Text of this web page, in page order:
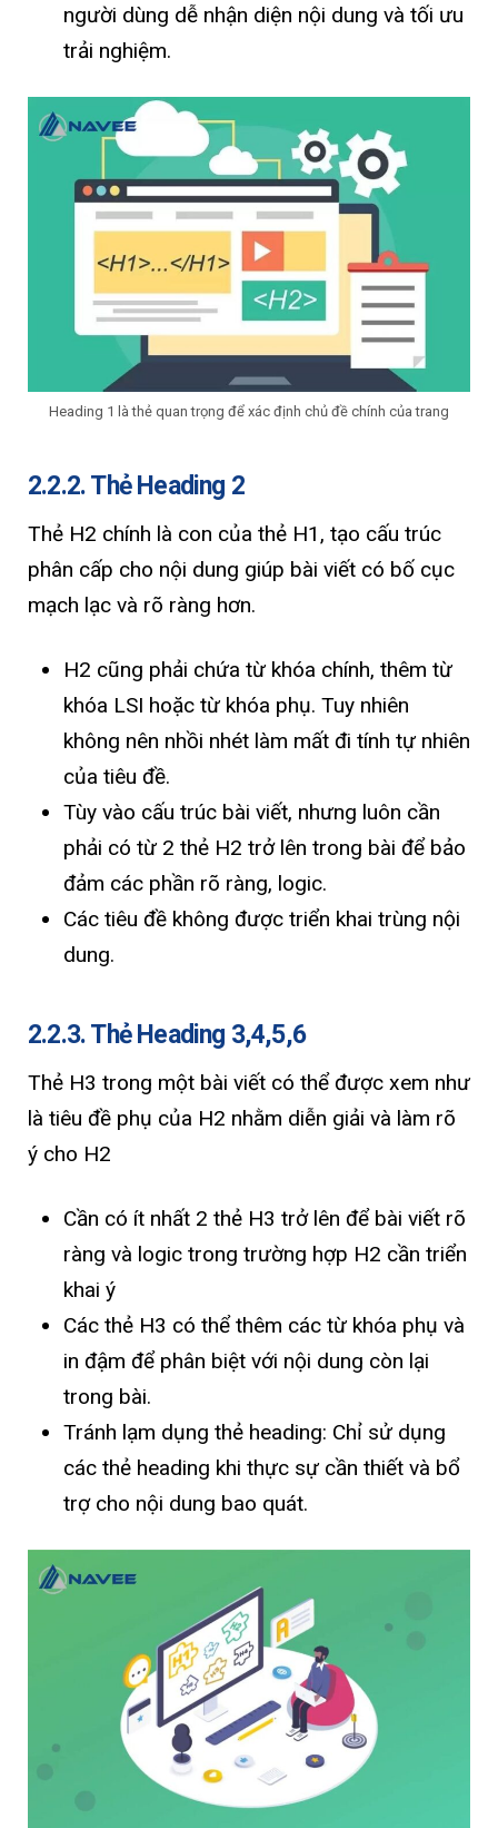
người dùng dễ nhận diện nội dung và tối ưu
trải nghiệm.
Heading 1 là thẻ quan trọng để xác định chủ đề chính của trang
2.2.2. Thẻ Heading 2
Thẻ H2 chính là con của thẻ H1, tạo cấu trúc
phân cấp cho nội dung giúp bài viết có bố cục
mạch lạc và rõ ràng hơn.
H2 cũng phải chứa từ khóa chính, thêm từ
khóa LSI hoặc từ khóa phụ. Tuy nhiên
không nên nhồi nhét làm mất đi tính tự nhiên
của tiêu đề.
Tùy vào cấu trúc bài viết, nhưng luôn cần
phải có từ 2 thẻ H2 trở lên trong bài để bảo
đảm các phần rõ ràng, logic.
Các tiêu đề không được triển khai trùng nội
dung.
2.2.3. Thẻ Heading 3,4,5,6
Thẻ H3 trong một bài viết có thể được xem như
là tiêu đề phụ của H2 nhằm diễn giải và làm rõ
ý cho H2
Cần có ít nhất 2 thẻ H3 trở lên để bài viết rõ
ràng và logic trong trường hợp H2 cần triển
khai ý
Các thẻ H3 có thể thêm các từ khóa phụ và
in đậm để phân biệt với nội dung còn lại
trong bài.
Tránh lạm dụng thẻ heading: Chỉ sử dụng
các thẻ heading khi thực sự cần thiết và bổ
trợ cho nội dung bao quát.